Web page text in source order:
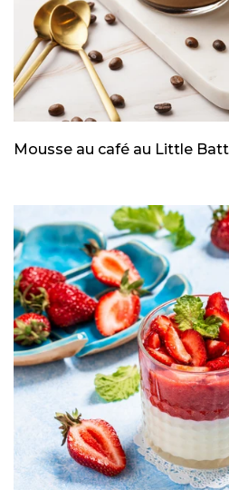
Mousse au café au Little